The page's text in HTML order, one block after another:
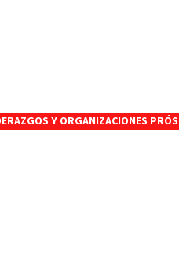
Y ORGANIZACIONES